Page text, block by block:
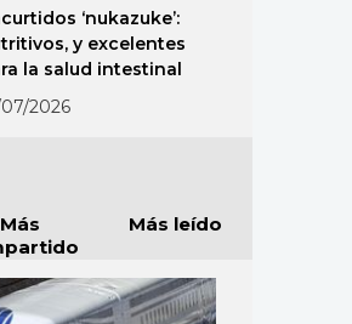
‘nukazuke’:
y excelentes
la salud intestinal
07/2026
Más
Más leído